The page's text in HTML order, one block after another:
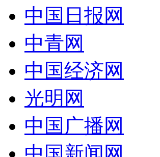
中国日报网
中青网
中国经济网
光明网
中国广播网